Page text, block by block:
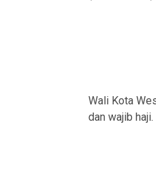
Wali Kota
dan wajib